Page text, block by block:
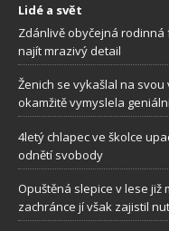
Lidé a svět
Zdánlivě obyčejná
najít mrazivý detail
Ženich se vykašlal na
okamžitě vymyslela
4letý chlapec ve školce
odnětí svobody
Opuštěná slepice v lese již
zachránce jí však zajistil